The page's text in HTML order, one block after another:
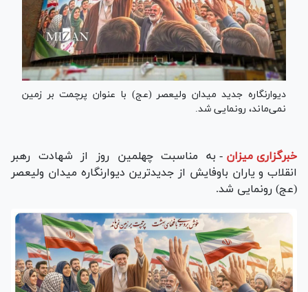
دیوارنگاره جدید میدان ولیعصر (عج) با عنوان پرچمت بر زمین
نمی‌ماند، رونمایی شد.
خبرگزاری میزان - به مناسبت چهلمین روز از شهادت رهبر
انقلاب و یاران باوفایش از جدیدترین دیوارنگاره میدان ولیعصر
(عج) رونمایی شد.